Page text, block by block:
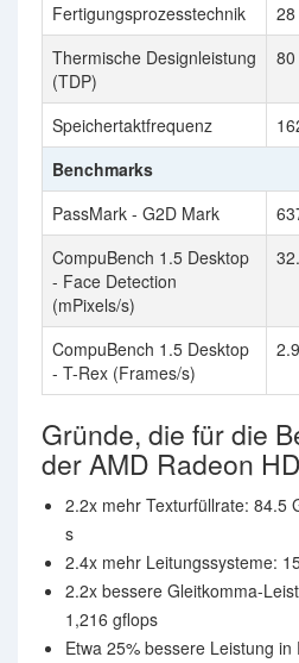
Fertigungsprozesstechnik
Thermische Designleistung
(TDP)
80
Speichertaktfrequenz
Benchmarks
PassMark - G2D Mark
CompuBench 1.5 Desktop
- Face Detection
(mPixels/s)
CompuBench 1.5 Desktop
- T-Rex (Frames/s)
Gründe, die für die
der AMD Radeon
2.2x mehr Texturfüllrate: 84.5
s
2.4x mehr Leitungssysteme:
2.2x bessere Gleitkomma-
1,216 gflops
Etwa 25% bessere Leistung